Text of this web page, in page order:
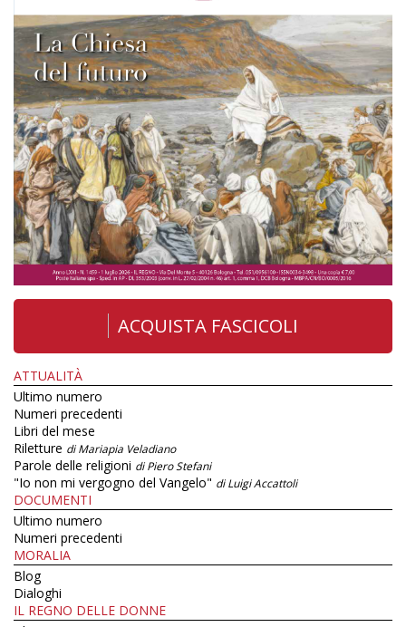
ACQUISTA FASCICOLI
ATTUALITÀ
Ultimo numero
Numeri precedenti
Libri del mese
Riletture di Mariapia Veladiano
Parole delle religioni di Piero Stefani
"Io non mi vergogno del Vangelo" di Luigi Accattoli
DOCUMENTI
Ultimo numero
Numeri precedenti
MORALIA
Blog
Dialoghi
IL REGNO DELLE DONNE